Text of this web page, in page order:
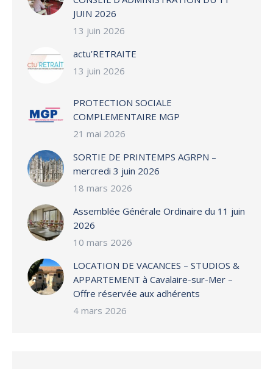
JUIN 2026
13 juin 2026
actu’RETRAITE
13 juin 2026
PROTECTION SOCIALE
COMPLEMENTAIRE MGP
21 mai 2026
SORTIE DE PRINTEMPS AGRPN –
mercredi 3 juin 2026
18 mars 2026
Assemblée Générale Ordinaire du 11 juin
2026
10 mars 2026
LOCATION DE VACANCES – STUDIOS &
APPARTEMENT à Cavalaire-sur-Mer –
Offre réservée aux adhérents
4 mars 2026